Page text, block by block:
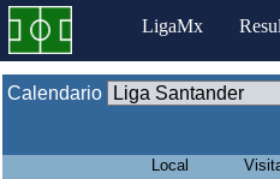
LigaMx
Calendario
Local